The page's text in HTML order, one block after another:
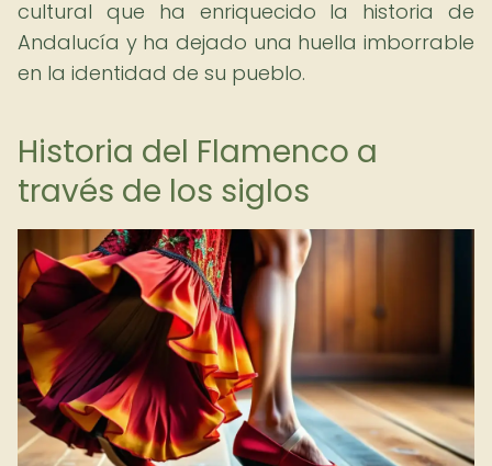
cultural que ha enriquecido la historia de
Andalucía y ha dejado una huella imborrable
en la identidad de su pueblo.
Historia del Flamenco a
través de los siglos